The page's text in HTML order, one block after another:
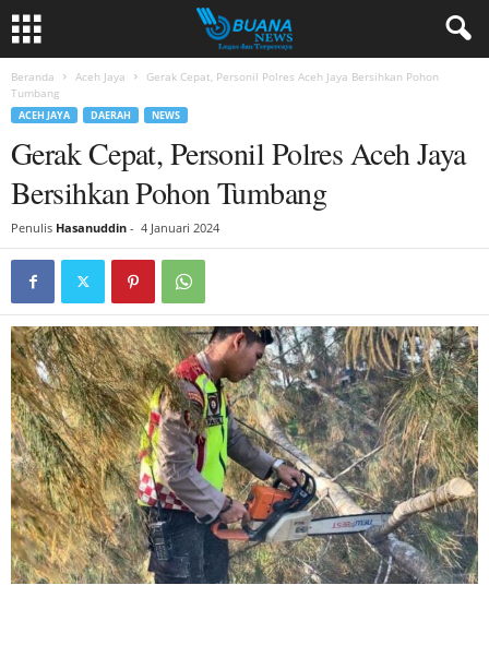
Beranda Aceh Jaya
Gerak Cepat, Personil Polres Aceh Jaya Bersihkan Pohon
Tumbang
ACEH JAYA DAERAH NEWS
Gerak Cepat, Personil Polres Aceh Jaya
Bersihkan Pohon Tumbang
Penulis Hasanuddin - 4 Januari 2024